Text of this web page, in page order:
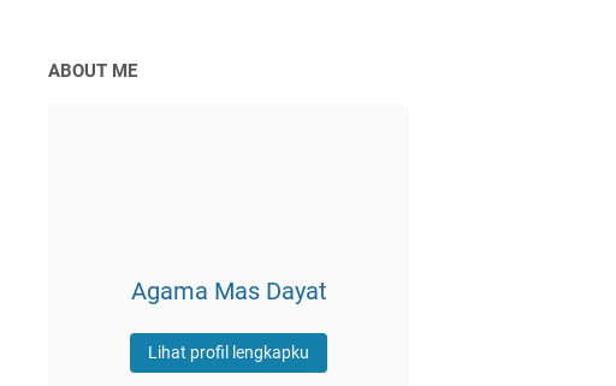
ABOUT ME
Agama Mas Dayat
Lihat profil lengkapku